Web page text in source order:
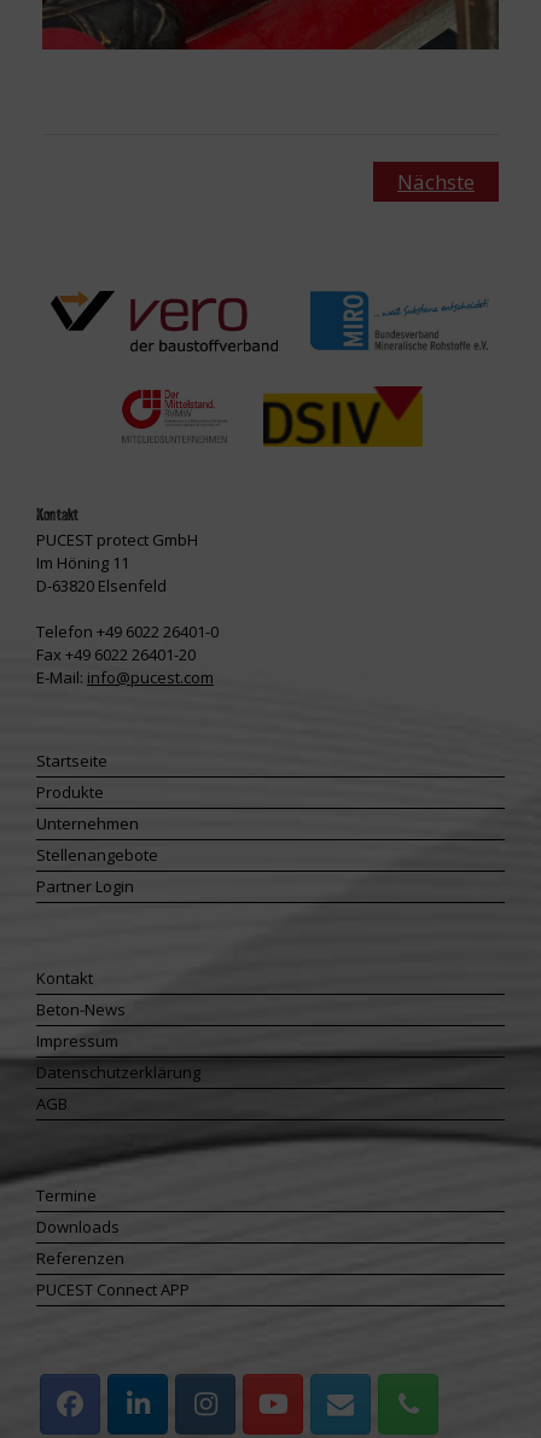
Nächste
Kontakt
PUCEST protect GmbH
Im Höning 11
D-63820 Elsenfeld
Telefon +49 6022 26401-0
Fax +49 6022 26401-20
E-Mail: info@pucest.com
Startseite
Produkte
Unternehmen
Stellenangebote
Partner Login
Kontakt
Beton-News
Impressum
Datenschutzerklärung
AGB
Termine
Downloads
Referenzen
PUCEST Connect APP